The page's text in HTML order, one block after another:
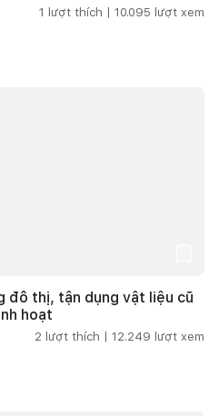
1 lượt thích | 10.095 lượt xem
đô thị, tận dụng vật liệu cũ
hoạt
2 lượt thích | 12.249 lượt xem